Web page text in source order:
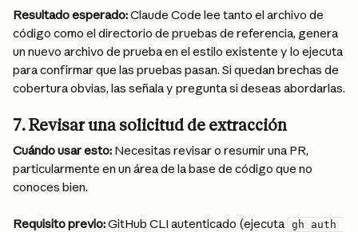
Resultado esperado: Claude Code lee tanto el archivo de
código como el directorio de pruebas de referencia, genera
un nuevo archivo de prueba en el estilo existente y lo ejecuta
para confirmar que las pruebas pasan. Si quedan brechas de
cobertura obvias, las señala y pregunta si deseas abordarlas.
7. Revisar una solicitud de extracción
Cuándo usar esto: Necesitas revisar o resumir una PR,
particularmente en un área de la base de código que no
conoces bien.
Requisito previo: GitHub CLI autenticado (ejecuta gh auth